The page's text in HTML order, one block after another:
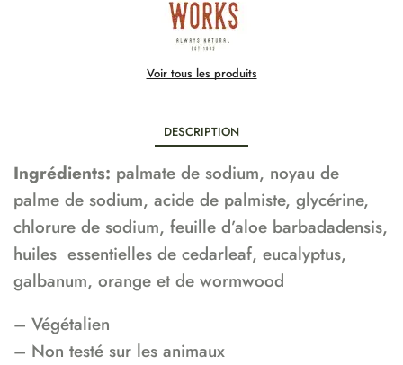
Voir tous les produits
DESCRIPTION
Ingrédients: palmate de sodium, noyau de
palme de sodium, acide de palmiste, glycérine,
chlorure de sodium, feuille d’aloe barbadadensis,
huiles essentielles de cedarleaf, eucalyptus,
galbanum, orange et de wormwood
– Végétalien
– Non testé sur les animaux